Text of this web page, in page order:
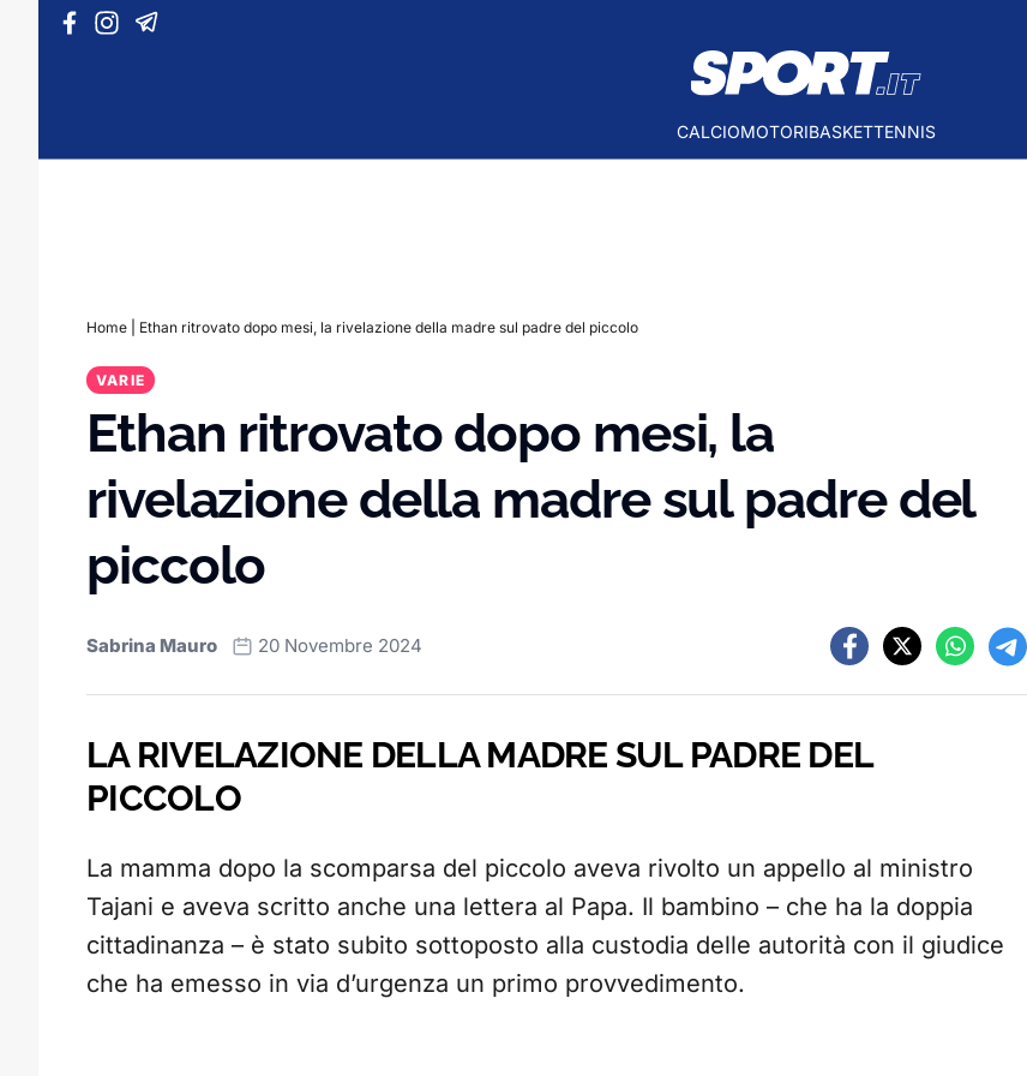
Vai al contenuto
CALCIOMOTORIBASKETTENNIS
Home Ethan ritrovato dopo mesi, la rivelazione della madre sul padre del piccolo
VARIE
Ethan ritrovato dopo mesi, la
rivelazione della madre sul padre del
piccolo
Sabrina Mauro 20 Novembre 2024
LA RIVELAZIONE DELLA MADRE SUL PADRE DEL
PICCOLO
La mamma dopo la scomparsa del piccolo aveva rivolto un appello al ministro
Tajani e aveva scritto anche una lettera al Papa. Il bambino – che ha la doppia
cittadinanza – è stato subito sottoposto alla custodia delle autorità con il giudice
che ha emesso in via d’urgenza un primo provvedimento.